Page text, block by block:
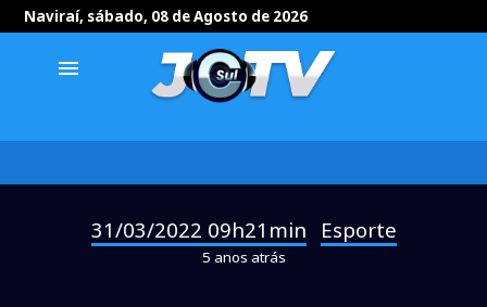
Naviraí, sábado, 08 de Agosto de 2026
menu
31/03/2022 09h21min Esporte
5 anos atrás